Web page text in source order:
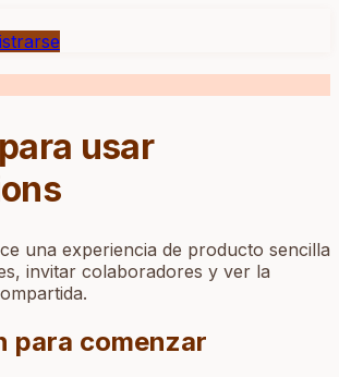
usar
una experiencia de producto sencilla
invitar colaboradores y ver la
para comenzar